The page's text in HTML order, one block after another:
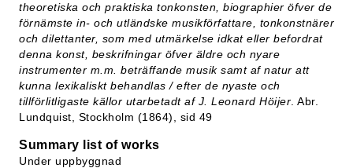
theoretiska och praktiska tonkonsten, biographier öfver de
förnämste in- och utländske musikförfattare, tonkonstnärer
och dilettanter, som med utmärkelse idkat eller befordrat
denna konst, beskrifningar öfver äldre och nyare
instrumenter m.m. beträffande musik samt af natur att
kunna lexikaliskt behandlas / efter de nyaste och
tillförlitligaste källor utarbetadt af J. Leonard Höijer . Abr.
Lundquist, Stockholm (1864), sid 49
Summary list of works
Under uppbyggnad